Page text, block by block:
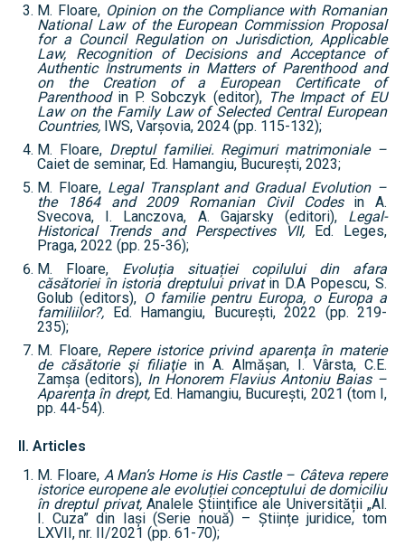
M. Floare, Opinion on the Compliance with Romanian
National Law of the European Commission Proposal
for a Council Regulation on Jurisdiction, Applicable
Law, Recognition of Decisions and Acceptance of
Authentic Instruments in Matters of Parenthood and
on the Creation of a European Certificate of
Parenthoodin P. Sobczyk (editor), The Impact of EU
Law on the Family Law of Selected Central European
Countries, IWS, Varșovia, 2024 (pp. 115-132);
M. Floare, Dreptul familiei. Regimuri matrimoniale –
Caiet de seminar, Ed. Hamangiu, București, 2023;
M. Floare, Legal Transplant and Gradual Evolution –
the 1864 and 2009 Romanian Civil Codesin A.
Svecova, I. Lanczova, A. Gajarsky (editori), Legal-
Historical Trends and Perspectives VII, Ed. Leges,
Praga, 2022 (pp. 25-36);
M. Floare, Evoluția situației copilului din afara
căsătoriei în istoria dreptului privatin D.A Popescu, S.
Golub (editors), O familie pentru Europa, o Europa a
familiilor?, Ed. Hamangiu, București, 2022 (pp. 219-
235);
M. Floare, Repere istorice privind aparenţa în materie
de căsătorie şi filiaţiein A. Almășan, I. Vârsta, C.E.
Zamșa (editors), In Honorem Flavius Antoniu Baias –
Aparența în drept, Ed. Hamangiu, București, 2021 (tom I,
pp. 44-54).
II. Articles
M. Floare, A Man’s Home is His Castle – Câteva repere
istorice europene ale evoluției conceptului de domiciliu
în dreptul privat, Analele Științifice ale Universității „Al.
I. Cuza” din Iași (Serie nouă) – Științe juridice, tom
LXVII, nr. II/2021 (pp. 61-70);